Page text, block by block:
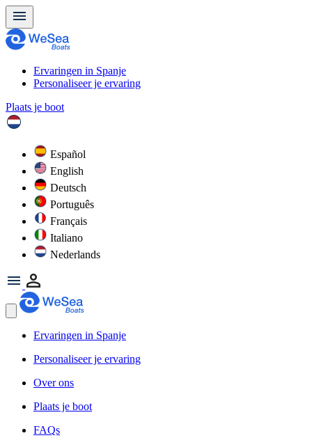
Ervaringen in Spanje
Personaliseer je ervaring
Plaats je boot
Español
English
Deutsch
Português
Français
Italiano
Nederlands
Ervaringen in Spanje
Personaliseer je ervaring
Over ons
Plaats je boot
FAQs